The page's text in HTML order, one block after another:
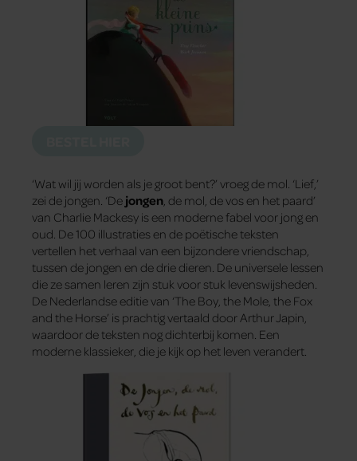
‘Wat wil jij worden als je groot bent?’ vroeg de mol. ‘Lief,’
zei de jongen. ‘De jongen, de mol, de vos en het paard’
van Charlie Mackesy is een moderne fabel voor jong en
oud. De 100 illustraties en de poëtische teksten
vertellen het verhaal van een bijzondere vriendschap,
tussen de jongen en de drie dieren. De universele lessen
die ze samen leren zijn stuk voor stuk levenswijsheden.
De Nederlandse editie van ‘The Boy, the Mole, the Fox
and the Horse’ is prachtig vertaald door Arthur Japin,
waardoor de teksten nog dichterbij komen. Een
moderne klassieker, die je kijk op het leven verandert.